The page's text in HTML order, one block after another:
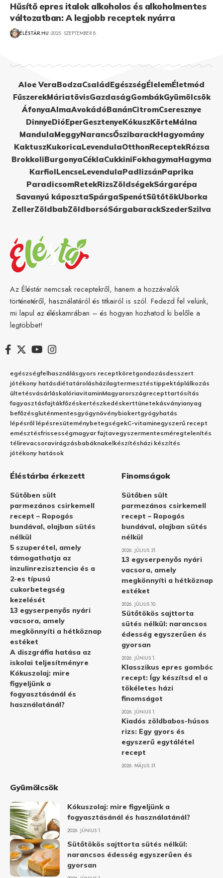
Hűsítő epres italok alkoholos és alkoholmentes
változatban: A legjobb receptek nyárra
ÉLÉSTÁR.HU 2025. SZEPTEMBER 8.
Aloe VeraBodzaCsaládEgészségÉlelemÉletmód
FűszerekMáriatövisGazdaságGombákGyümölcsök
ÁfonyaAlmaAvokádóBanánCitromCseresznye
DinnyeDióEperGesztenyeKókuszKörteMálna
MandulaMeggyNarancsŐszibarackHagyomány
KaktuszKukoricaLevendulaOtthonReceptekRózsa
BrokkoliBurgonyaCéklaCukkiniFokhagymaHagyma
KarfiolLencseLevendulaPadlizsánPaprika
ParadicsomRetekRizsZöldségekSárgarépa
Savanyú káposztaSpárgaSpenótSütőtökUborka
ZellerZöldbabZöldborsóSárgabarackSzederSzilva
Az Éléstár nemcsak receptekről, hanem a hozzávalók
történetéről, használatáról és titkairól is szól. Fedezd fel velünk,
mi lapul az éléskamrában – és hogyan hozhatod ki belőle a
legtöbbet!
egészségfelhasználásgyors receptköretgondozásdesszert
jótékony hatásdiétatárolásházilagtermesztéstippektáplálkozás
ültetésvásárláskalóriavitaminMagyarországrecepttartósítás
fagyasztásfajtákfőzéskertészkedéskerttünetekásványianyag
befőzésgluténmentesgyógynövénybiokertgyógyhatás
lépésről lépésresüteménybetegségekC-vitaminegyszerű recept
emésztésfrissességmagyar fajtavegyszermentesméregtelenítés
télirevacsoravirágzásbabáknakelkészítésházi készítés
jótékony hatások
Éléstárba érkezett
Sütőben sült
parmezános csirkemell
recept – Ropogós
bundával, olajban sütés
nélkül
5 szuperétel, amely
támogathatja az
inzulinrezisztencia és a
2-es típusú
cukorbetegség
kezelését
13 egyserpenyős nyári
vacsora, amely
megkönnyíti a hétköznap
estéket
A diszgráfia hatása az
iskolai teljesítményre
Kókuszolaj: mire
figyeljünk a
fogyasztásánál és
használatánál?
Finomságok
Sütőben sült
parmezános csirkemell
recept – Ropogós
bundával, olajban sütés
nélkül
2026. JÚLIUS 31.
13 egyserpenyős nyári
vacsora, amely
megkönnyíti a hétköznap
estéket
2026. JÚLIUS 10.
Sütőtökös sajttorta
sütés nélkül: narancsos
édesség egyszerűen és
gyorsan
2026. JÚNIUS 1.
Klasszikus epres gombóc
recept: Így készítsd el a
tökéletes házi
finomságot
2026. JÚNIUS 1.
Kiadós zöldbabos-húsos
rizs: Egy gyors és
egyszerű egytálétel
recept
2026. MÁJUS 31.
Gyümölcsök
Kókuszolaj: mire figyeljünk a
fogyasztásánál és használatánál?
2026. JÚNIUS 1.
Sütőtökös sajttorta sütés nélkül:
narancsos édesség egyszerűen és
gyorsan